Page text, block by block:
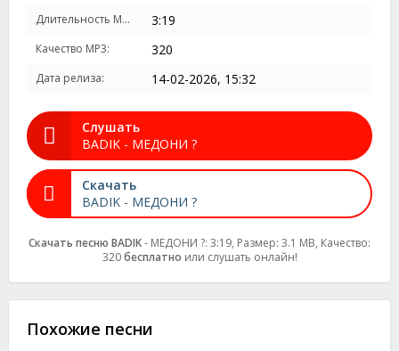
Длительность MP3: 3:19
Качество MP3: 320
Дата релиза: 14-02-2026, 15:32
Слушать
BADIK - МЕДОНИ ?
Скачать
BADIK - МЕДОНИ ?
Скачать песню BADIK- МЕДОНИ ?: 3:19, Размер: 3.1 MB, Качество:
320бесплатно или слушать онлайн!
Похожие песни